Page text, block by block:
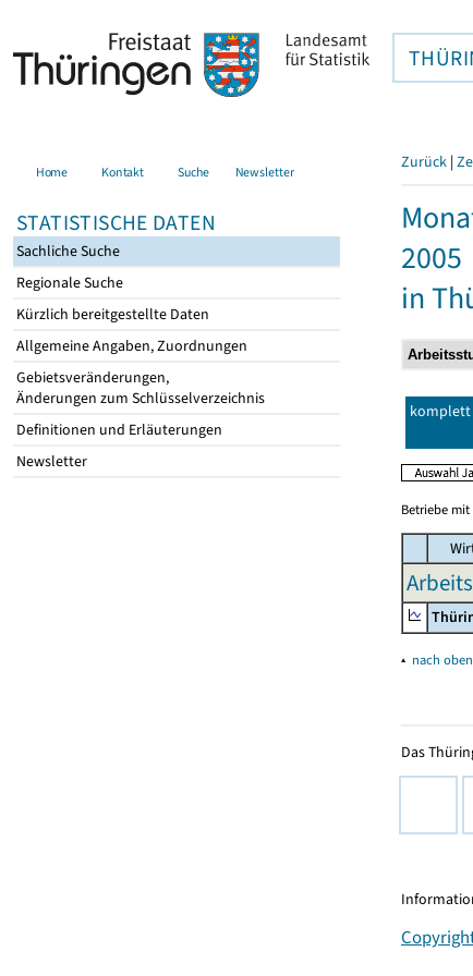
Home Kontakt Suche Newsletter
STATISTISCHE DATEN
Sachliche Suche
Regionale Suche
Kürzlich bereitgestellte Daten
Allgemeine Angaben, Zuordnungen
Gebietsveränderungen,
Änderungen zum Schlüsselverzeichnis
Definitionen und Erläuterungen
Newsletter
Zurück |
2005
in
komplett
Betriebe
▴ nach oben
Das